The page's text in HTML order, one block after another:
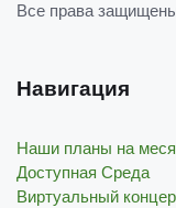
Все права
Навигация
Наши планы на
Доступная Среда
Виртуальный